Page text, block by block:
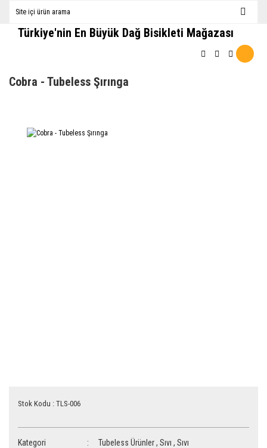
Türkiye'nin En Büyük Dağ Bisikleti Mağazası
Cobra - Tubeless Şırınga
Stok Kodu : TLS-006
Kategori Tubeless Ürünler ,Sıvı ,Sıvı